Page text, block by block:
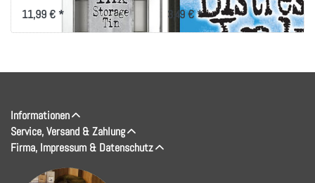
11,99 € * 3,49 € *
Informationen
Service, Versand & Zahlung
Firma, Impressum & Datenschutz